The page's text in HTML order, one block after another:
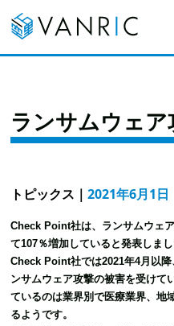
ランサムウェア
トピックス ｜2021年6月1日
Check Point社は、ランサムウェ
て107％増加していると発表しまし
Check Point社では2021年4月以
ンサムウェア攻撃の被害を受けて
ているのは業界別で医療業界、地
るようです。